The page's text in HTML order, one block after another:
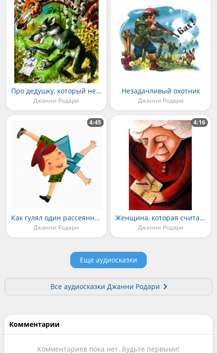
Про дедушку, который не умел рассказывать сказки
Джанни Родари
Незадачливый охотник
Джанни Родари
Как гулял один рассеянный
Джанни Родари
4:45
Женщина, которая считала апчхи
Джанни Родари
4:16
Еще аудиосказки
Все аудиосказки Джанни Родари
Комментарии
Комментариев пока нет. Будьте первыми!